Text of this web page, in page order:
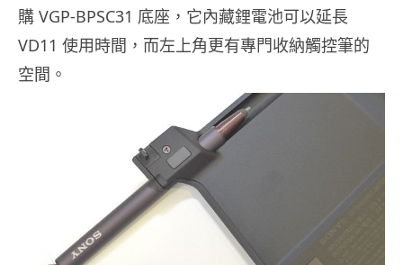
購 VGP-BPSC31 底座，它內藏鋰電池可以延長
VD11 使用時間，而左上角更有專門收納觸控筆的
空間。